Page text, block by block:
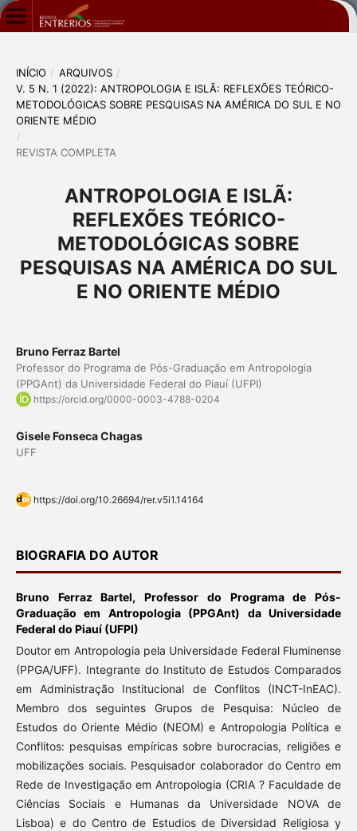
INÍCIO / ARQUIVOS /
V. 5 N. 1 (2022): ANTROPOLOGIA E ISLÃ: REFLEXÕES TEÓRICO-
METODOLÓGICAS SOBRE PESQUISAS NA AMÉRICA DO SUL E NO
ORIENTE MÉDIO
/
REVISTA COMPLETA
ANTROPOLOGIA E ISLÃ:
REFLEXÕES TEÓRICO-
METODOLÓGICAS SOBRE
PESQUISAS NA AMÉRICA DO SUL
E NO ORIENTE MÉDIO
Bruno Ferraz Bartel
Professor do Programa de Pós-Graduação em Antropologia
(PPGAnt) da Universidade Federal do Piauí (UFPI)
https://orcid.org/0000-0003-4788-0204
Gisele Fonseca Chagas
UFF
https://doi.org/10.26694/rer.v5i1.14164
BIOGRAFIA DO AUTOR
Bruno Ferraz Bartel,Professor do Programa de Pós-
Graduação em Antropologia (PPGAnt) da Universidade
Federal do Piauí (UFPI)
Doutor em Antropologia pela Universidade Federal Fluminense
(PPGA/UFF). Integrante do Instituto de Estudos Comparados
em Administração Institucional de Conflitos (INCT-InEAC).
Membro dos seguintes Grupos de Pesquisa: Núcleo de
Estudos do Oriente Médio (NEOM) e Antropologia Política e
Conflitos: pesquisas empíricas sobre burocracias, religiões e
mobilizações sociais. Pesquisador colaborador do Centro em
Rede de Investigação em Antropologia (CRIA ? Faculdade de
Ciências Sociais e Humanas da Universidade NOVA de
Lisboa) e do Centro de Estudios de Diversidad Religiosa y